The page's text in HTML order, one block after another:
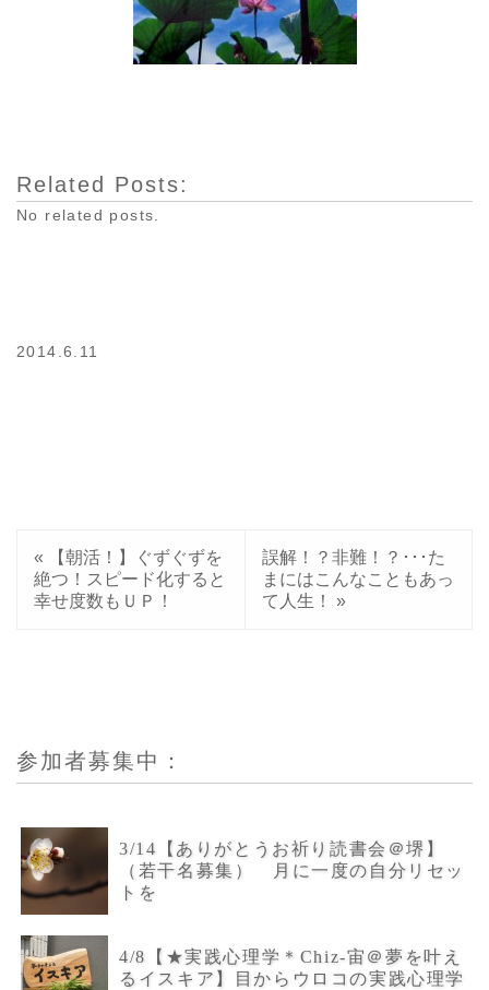
Related Posts:
No related posts.
2014.6.11
«
【朝活！】ぐずぐずを
絶つ！スピード化すると
幸せ度数もＵＰ！
誤解！？非難！？･･･た
まにはこんなこともあっ
て人生！
»
参加者募集中：
3/14【ありがとうお祈り読書会＠堺】
（若干名募集） 月に一度の自分リセッ
トを
4/8【★実践心理学＊Chiz-宙＠夢を叶え
るイスキア】目からウロコの実践心理学